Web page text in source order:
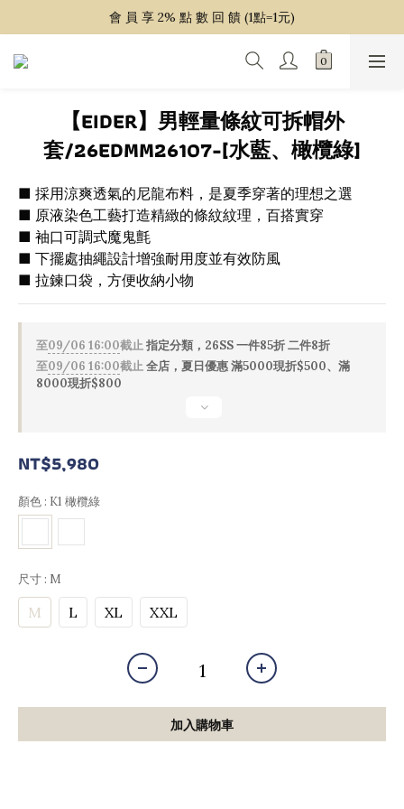
~ 單 筆 消 費 滿 $ 1 5 0 0 免 運 費 ~
會 員 享 2% 點 數 回 饋 (1點=1元)
~ 單 筆 消 費 滿 $ 1 5 0 0 免 運 費 ~
【EIDER】男輕量條紋可拆帽外
套/26EDMM26107-[水藍、橄欖綠]
■ 採用涼爽透氣的尼龍布料，是夏季穿著的理想之選
■ 原液染色工藝打造精緻的條紋紋理，百搭實穿
■ 袖口可調式魔鬼氈
■ 下擺處抽繩設計增強耐用度並有效防風
■ 拉鍊口袋，方便收納小物
至09/06 16:00截止指定分類，26SS 一件85折 二件8折
至09/06 16:00截止全店，夏日優惠 滿5000現折$500、滿
8000現折$800
NT$5,980
顏色 : K1 橄欖綠
尺寸 : M
M L XL XXL
加入購物車